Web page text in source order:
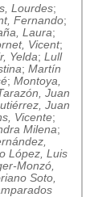
Lourdes;
Fernando;
Laura;
Vicent;
Yelda;Lull
;Martín
;Montoya,
Juan
Juan
Vicente;
Milena;
López, Luis
Monzó,
Soto,